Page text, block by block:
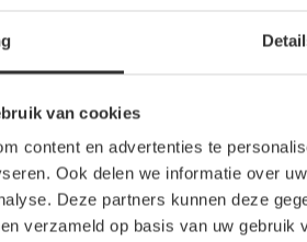
van cookies
content en advertenties te
Ook delen we informatie over
Deze partners kunnen deze
verzameld op basis van uw gebruik
is gebaseerd op mijn eigen ervaring